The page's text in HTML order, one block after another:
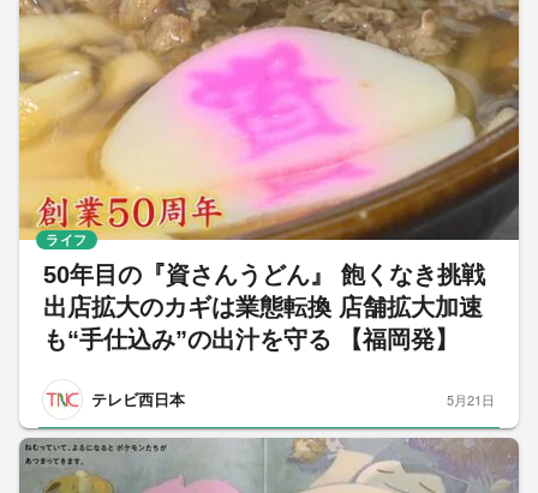
50年目の『資さんうどん』 飽くなき挑戦
出店拡大のカギは業態転換 店舗拡大加速
も“手仕込み”の出汁を守る 【福岡発】
テレビ西日本
ライフ
5月21日